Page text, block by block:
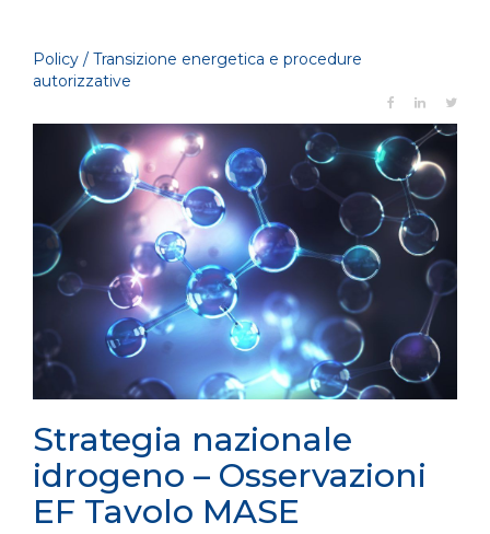
Policy / Transizione energetica e procedure
autorizzative
Strategia nazionale
idrogeno – Osservazioni
EF Tavolo MASE